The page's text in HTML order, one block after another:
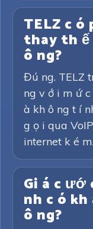
TELZ c ó
thay th ế
ô ng?
Đú ng. TELZ
ng v ớ i m ứ
à kh ô ng t í
g ọ i qua
internet k é
Gi á c ướ
nh c ó
ô ng?